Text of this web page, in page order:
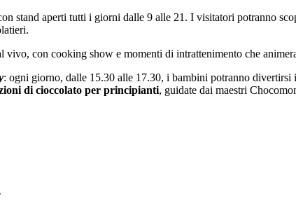
stand aperti tutti i giorni dalle 9 alle 21. I visitatori potranno
vivo, con cooking show e momenti di intrattenimento che
: ogni giorno, dalle 15.30 alle 17.30, i bambini potranno
di cioccolato per principianti, guidate dai maestri